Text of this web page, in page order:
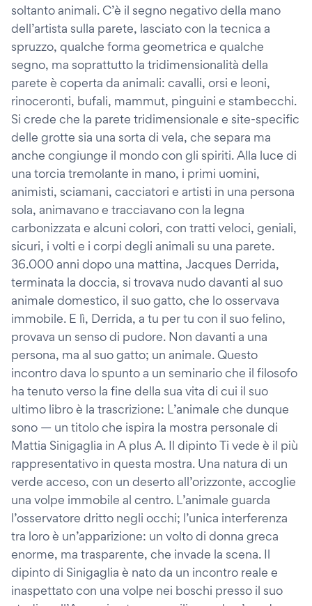
soltanto animali. C’è il segno negativo della mano
dell’artista sulla parete, lasciato con la tecnica a
spruzzo, qualche forma geometrica e qualche
segno, ma soprattutto la tridimensionalità della
parete è coperta da animali: cavalli, orsi e leoni,
rinoceronti, bufali, mammut, pinguini e stambecchi.
Si crede che la parete tridimensionale e site-specific
delle grotte sia una sorta di vela, che separa ma
anche congiunge il mondo con gli spiriti. Alla luce di
una torcia tremolante in mano, i primi uomini,
animisti, sciamani, cacciatori e artisti in una persona
sola, animavano e tracciavano con la legna
carbonizzata e alcuni colori, con tratti veloci, geniali,
sicuri, i volti e i corpi degli animali su una parete.
36.000 anni dopo una mattina, Jacques Derrida,
terminata la doccia, si trovava nudo davanti al suo
animale domestico, il suo gatto, che lo osservava
immobile. E lì, Derrida, a tu per tu con il suo felino,
provava un senso di pudore. Non davanti a una
persona, ma al suo gatto; un animale. Questo
incontro dava lo spunto a un seminario che il filosofo
ha tenuto verso la fine della sua vita di cui il suo
ultimo libro è la trascrizione: L’animale che dunque
sono — un titolo che ispira la mostra personale di
Mattia Sinigaglia in A plus A. Il dipinto Ti vede è il più
rappresentativo in questa mostra. Una natura di un
verde acceso, con un deserto all’orizzonte, accoglie
una volpe immobile al centro. L’animale guarda
l’osservatore dritto negli occhi; l’unica interferenza
tra loro è un’apparizione: un volto di donna greca
enorme, ma trasparente, che invade la scena. Il
dipinto di Sinigaglia è nato da un incontro reale e
inaspettato con una volpe nei boschi presso il suo